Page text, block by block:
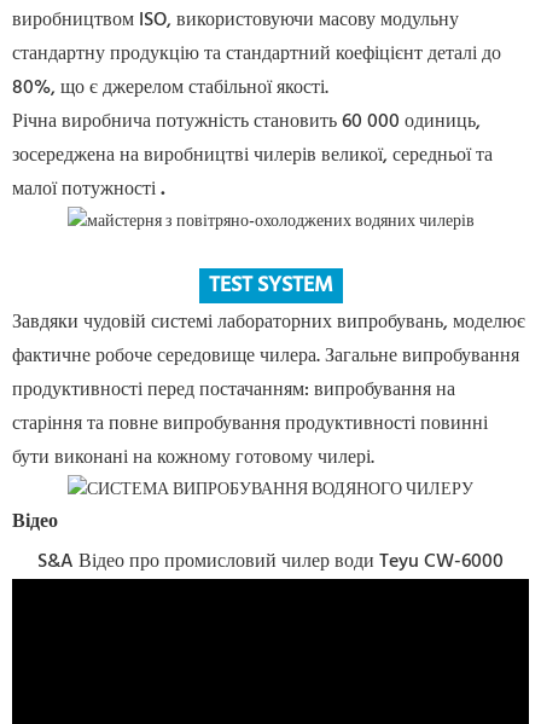
виробництвом ISO, використовуючи масову модульну
стандартну продукцію та стандартний коефіцієнт деталі до
80%, що є джерелом стабільної якості.
Річна виробнича потужність становить 60 000 одиниць,
зосереджена на виробництві чилерів великої, середньої та
малої потужності.
TEST SYSTEM
Завдяки чудовій системі лабораторних випробувань, моделює
фактичне робоче середовище чилера. Загальне випробування
продуктивності перед постачанням: випробування на
старіння та повне випробування продуктивності повинні
бути виконані на кожному готовому чилері.
Відео
S&A Відео про промисловий чилер води Teyu CW-6000